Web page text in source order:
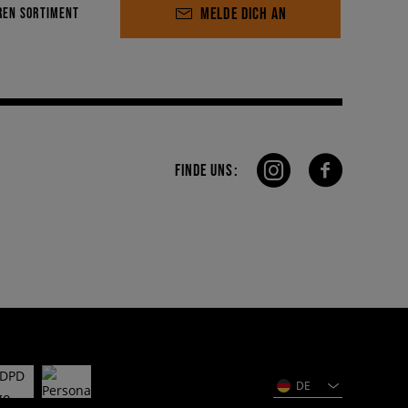
SORTIMENT MELDE DICH AN
FINDE UNS:
DE